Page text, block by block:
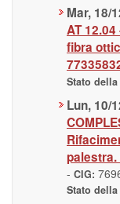
Mar, 18/
AT
fibra
Stato
Lun, 10/
palestra.
- CIG:
Stato